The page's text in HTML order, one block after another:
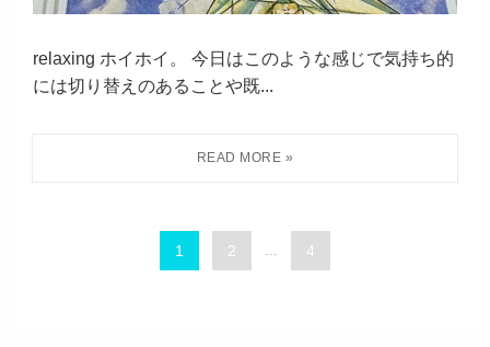
relaxing ホイホイ。 今日はこのような感じで気持ち的
には切り替えのあることや既...
1 2 4